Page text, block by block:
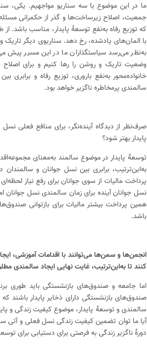
ما در این موضوع با سه سناریو مواجهیم. یکی،
جمعیت، اصلاح زیرساخت‌ها و گذر از حکمرانی
که توزیع رفاه به‌نفع توسعهٔ پایدار، مناسب باشد.
با المان‌های یادشده، رخ دهد. سناریوی دیگر
به‌نظر می‌رسد سیاستگذاران ما در این مسیر پیش
وضعیت تاریک و روشن را رها کنیم و برای
خانواده‌محور به‌نفع باروری، توزیع رفاه و
سالمندی پرمخاطره ناگزیر خواهد بود.
صرف‌نظر از دیدگاه آینده‌نگر، برای منافع فعلی
پایدار بهتر شود؟
توسعهٔ پایدار در موضوع سالمند به‌معنای
به‌این‌ترتیب، برابری بین نسل جوانان و
پرداخت مالیات از سوی جوانان برای رفع نیاز
همین پرداخت بیشتر مالیات برای بازتوانی
باشد.
انجمن‌ها و سمن‌ها می‌توانند با اقدامات آموزشی،
کنند تا به‌این‌ترتیب، غایت نهایی ایجاد سالمندی
اما جامعه و صندوق‌های بازنشستگی باید طوری
صندوق‌های بازنشستگی دارای ذخایر پایدار باشند
سالمندی و توسعهٔ پایدار، موضوع کیفیت زندگی و
آیا ما توان تضمین کیفیت زندگی نسل فعلی و آتی
دورهٔ ناگزیر زندگی به فرصتی برای دستیابی برای